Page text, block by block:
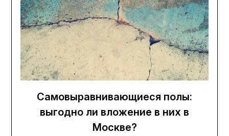
Самовыравнивающиеся полы:
выгодно ли вложение в них в
Москве?